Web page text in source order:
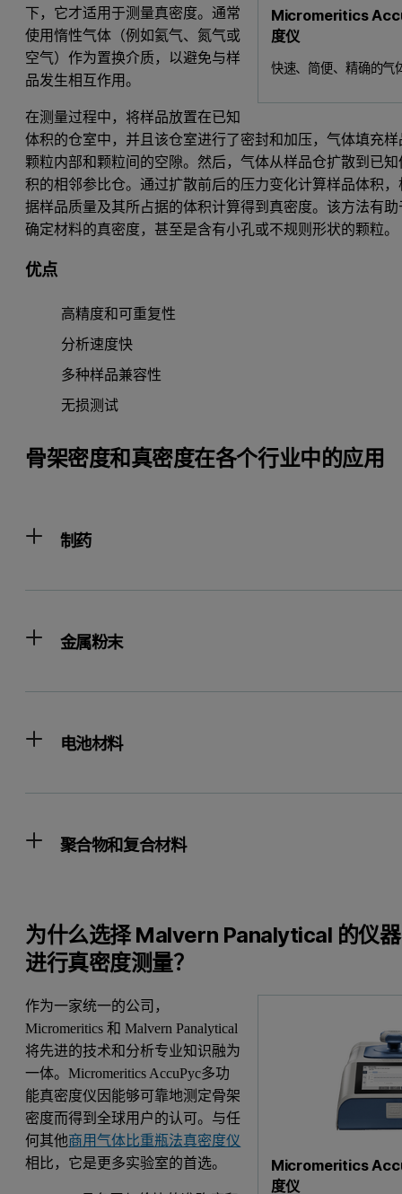
Micromeritics
度仪
快速、简便、精确的气
下，它才适用于测量真密度。通常
使用惰性气体（例如氦气、氮气或
空气）作为置换介质，以避免与样
品发生相互作用。
在测量过程中，将样品放置在已知
体积的仓室中，并且该仓室进行了密封和加压，气体填充样
颗粒内部和颗粒间的空隙。然后，气体从样品仓扩散到已知
积的相邻参比仓。通过扩散前后的压力变化计算样品体积，
据样品质量及其所占据的体积计算得到真密度。该方法有助
确定材料的真密度，甚至是含有小孔或不规则形状的颗粒。
优点
高精度和可重复性
分析速度快
多种样品兼容性
无损测试
骨架密度和真密度在各个行业中的应用
制药
金属粉末
电池材料
聚合物和复合材料
为什么选择 Malvern Panalytical 的仪器
进行真密度测量？
Micromeritics
度仪
作为一家统一的公司，
Micromeritics 和 Malvern Panalytical
将先进的技术和分析专业知识融为
一体。Micromeritics AccuPyc多功
能真密度仪因能够可靠地测定骨架
密度而得到全球用户的认可。与任
何其他商用气体比重瓶法真密度仪
相比，它是更多实验室的首选。